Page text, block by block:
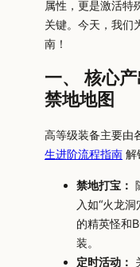
属性，更是激活特
关键。今天，我们
南！
一、 核心
禁地地图
高等级装备主要由
生进阶流程指南 解
禁地打宝：
入如“火龙
的精英怪和
装。
定时活动：